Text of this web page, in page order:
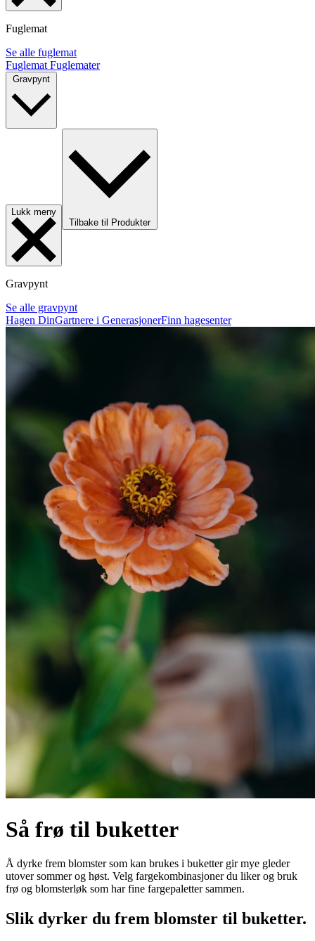
Fuglemat
Se alle fuglemat
Fuglemat Fuglemater
Lukk meny
Tilbake til Produkter
Gravpynt
Se alle gravpynt
Hagen DinGartnere i GenerasjonerFinn hagesenter
Så frø til buketter
Å dyrke frem blomster som kan brukes i buketter gir mye gleder
utover sommer og høst. Velg fargekombinasjoner du liker og bruk
frø og blomsterløk som har fine fargepaletter sammen.
Slik dyrker du frem blomster til buketter.